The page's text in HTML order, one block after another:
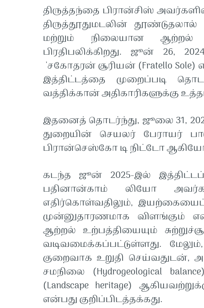
திருத்தந்தை பிரான்சிஸ்
திருத்தூதுமடலின் தூண்டுதலால்
மற்றும் நிலையான ஆற்றல்
பிரதிபலிக்கிறது. ஜூன் 26,
'சகோதரன் சூரியன் (Fratello
இத்திட்டத்தை முறைப்படி
வத்திக்கான் அதிகாரிகளுக்கு
இதனைத் தொடர்ந்து, ஜூலை 31,
துறையின் செயலர் பேராயர்
பிரான்செஸ்கோ டி நிட்டோ
கடந்த ஜூன் 2025-இல் இத்திட்டப்
பதினான்காம் லியோ
எதிர்கொள்வதிலும், இயற்கையைப்
முன்னுதாரணமாக விளங்கும்
ஆற்றல் உற்பத்தியையும்
வடிவமைக்கப்பட்டுள்ளது.
குறைவாக உறுதி செய்வதுடன்,
சமநிலை (Hydrogeological
(Landscape heritage)
என்பது குறிப்பிடத்தக்கது.